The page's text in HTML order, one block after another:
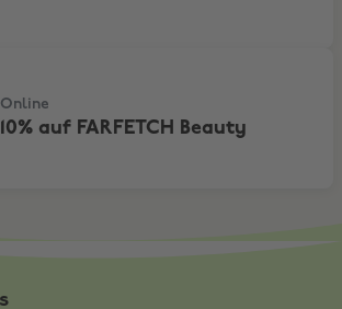
Online
10% auf FARFETCH Beauty